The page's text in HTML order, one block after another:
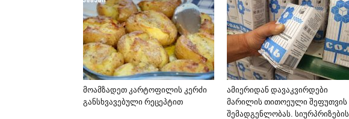
მოამზადეთ კარტოფილის კერძი
განსხვავებული რეცეპტით
ამიერიდან დავაკვირდები
მარილის თითოეული შეფუთვის
შემადგენლობას. სიურპრიზების